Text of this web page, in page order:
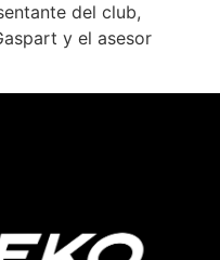
del club,
y el asesor